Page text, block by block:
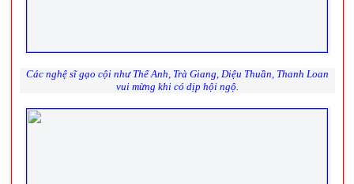
Các nghệ sĩ gạo cội như Thế Anh, Trà Giang, Diệu Thuần, Thanh Loan
vui mừng khi có dịp hội ngộ.